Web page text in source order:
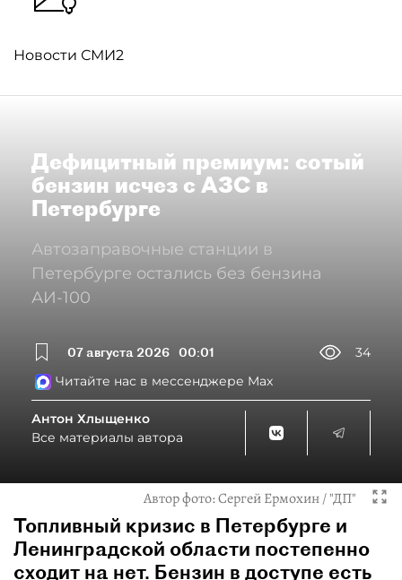
Новости СМИ2
Дефицитный премиум: сотый
бензин исчез с АЗС в
Петербурге
Автозаправочные станции в
Петербурге остались без бензина
АИ-100
07 августа 2026 00:01
34
Читайте нас в мессенджере Max
Антон Хлыщенко
Все материалы автора
Автор фото:Сергей Ермохин / "ДП"
Топливный кризис в Петербурге и
Ленинградской области постепенно
сходит на нет. Бензин в доступе есть